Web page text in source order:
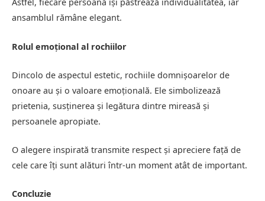
Astfel, fiecare persoană își păstrează individualitatea, iar
ansamblul rămâne elegant.
Rolul emoțional al rochiilor
Dincolo de aspectul estetic, rochiile domnișoarelor de
onoare au și o valoare emoțională. Ele simbolizează
prietenia, susținerea și legătura dintre mireasă și
persoanele apropiate.
O alegere inspirată transmite respect și apreciere față de
cele care îți sunt alături într-un moment atât de important.
Concluzie